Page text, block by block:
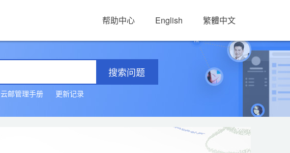
帮助中心 English 繁體中文
搜索问题
云邮管理手册 更新记录